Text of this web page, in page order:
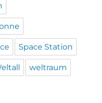
Space Station
weltraum